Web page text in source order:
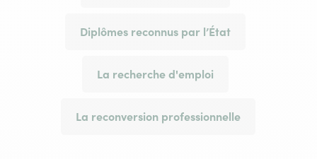
Diplômes reconnus par l’État
La recherche d'emploi
La reconversion professionnelle